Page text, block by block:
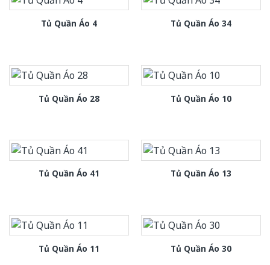
Tủ Quần Áo 4 Tủ Quần Áo 34
Tủ Quần Áo 28 Tủ Quần Áo 10
Tủ Quần Áo 41 Tủ Quần Áo 13
Tủ Quần Áo 11 Tủ Quần Áo 30